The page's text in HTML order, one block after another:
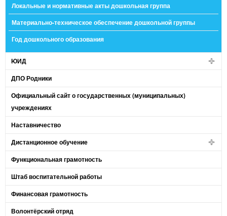
Локальные и нормативные акты дошкольная группа
Материально-техническое обеспечение дошкольной группы
Год дошкольного образования
ЮИД
ДПО Родники
Официальный сайт о государственных (муниципальных)
учреждениях
Наставничество
Дистанционное обучение
Функциональная грамотность
Штаб воспитательной работы
Финансовая грамотность
Волонтёрский отряд